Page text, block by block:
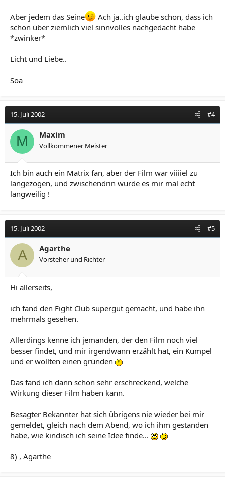
Aber jedem das Seine
Ach ja..ich glaube schon, dass ich
schon über ziemlich viel sinnvolles nachgedacht habe
*zwinker*
Licht und Liebe..
Soa
15. Juli 2002 #4
M Maxim
Vollkommener Meister
Ich bin auch ein Matrix fan, aber der Film war viiiiel zu
langezogen, und zwischendrin wurde es mir mal echt
langweilig !
15. Juli 2002 #5
A Agarthe
Vorsteher und Richter
Hi allerseits,
ich fand den Fight Club supergut gemacht, und habe ihn
mehrmals gesehen.
Allerdings kenne ich jemanden, der den Film noch viel
besser findet, und mir irgendwann erzählt hat, ein Kumpel
und er wollten einen gründen
Das fand ich dann schon sehr erschreckend, welche
Wirkung dieser Film haben kann.
Besagter Bekannter hat sich übrigens nie wieder bei mir
gemeldet, gleich nach dem Abend, wo ich ihm gestanden
habe, wie kindisch ich seine Idee finde...
8) , Agarthe